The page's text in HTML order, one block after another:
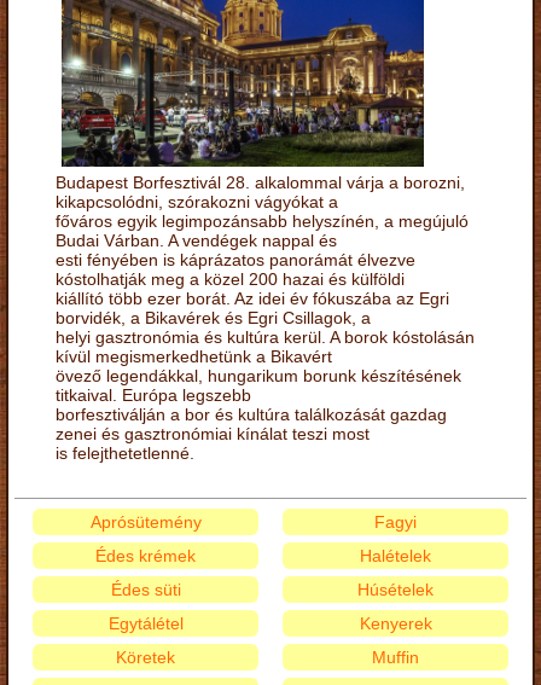
Budapest Borfesztivál 28. alkalommal várja a borozni,
kikapcsolódni, szórakozni vágyókat a
főváros egyik legimpozánsabb helyszínén, a megújuló
Budai Várban. A vendégek nappal és
esti fényében is káprázatos panorámát élvezve
kóstolhatják meg a közel 200 hazai és külföldi
kiállító több ezer borát. Az idei év fókuszába az Egri
borvidék, a Bikavérek és Egri Csillagok, a
helyi gasztronómia és kultúra kerül. A borok kóstolásán
kívül megismerkedhetünk a Bikavért
övező legendákkal, hungarikum borunk készítésének
titkaival. Európa legszebb
borfesztiválján a bor és kultúra találkozását gazdag
zenei és gasztronómiai kínálat teszi most
is felejthetetlenné.
Aprósütemény
Édes krémek
Édes süti
Egytálétel
Fagyi
Halételek
Húsételek
Kenyerek
Köretek
Muffin